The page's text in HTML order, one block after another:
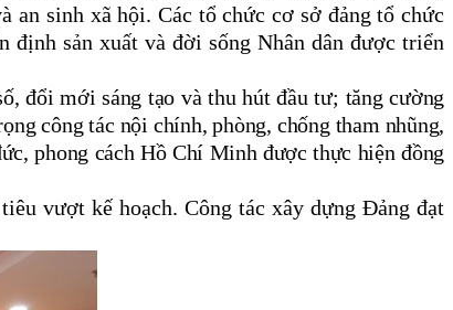
an sinh xã hội. Các tổ chức cơ sở đảng tổ chức
định sản xuất và đời sống Nhân dân được triển
đổi mới sáng tạo và thu hút đầu tư; tăng cường
công tác nội chính, phòng, chống tham nhũng,
phong cách Hồ Chí Minh được thực hiện đồng
vượt kế hoạch. Công tác xây dựng Đảng đạt